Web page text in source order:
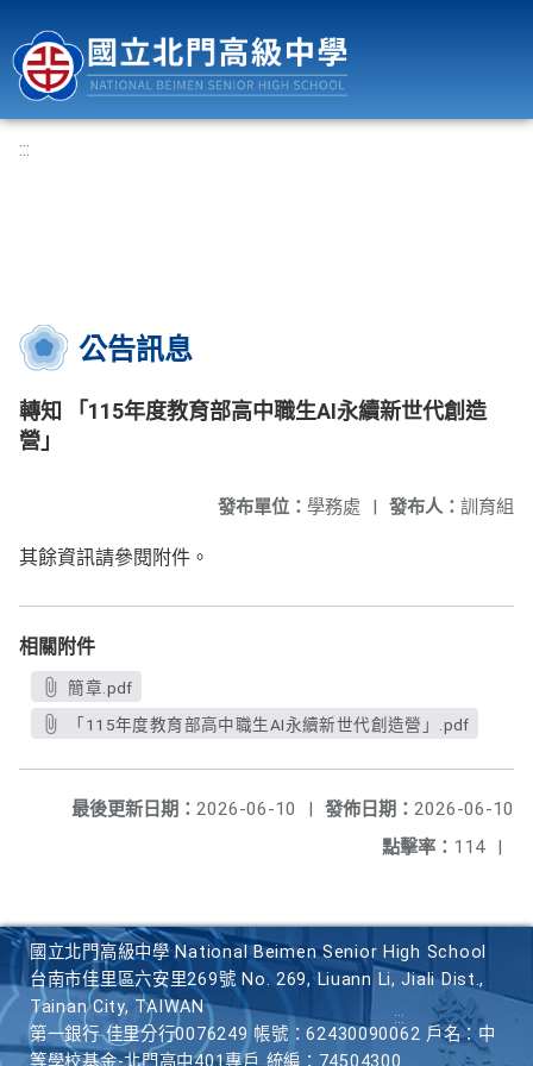
:::
公告訊息
轉知 「115年度教育部高中職生AI永續新世代創造
營」
發布人： 訓育組
發布單位： 學務處 |
其餘資訊請參閱附件。
相關附件
簡章.pdf
「115年度教育部高中職生AI永續新世代創造營」.pdf
發佈日期： 2026-06-10
最後更新日期： 2026-06-10
|
點擊率： 114 |
國立北門高級中學 National Beimen Senior High School
台南市佳里區六安里269號 No. 269, Liuann Li, Jiali Dist.,
Tainan City, TAIWAN
第一銀行 佳里分行0076249 帳號：62430090062 戶名：中
等學校基金-北門高中401專戶 統編：74504300